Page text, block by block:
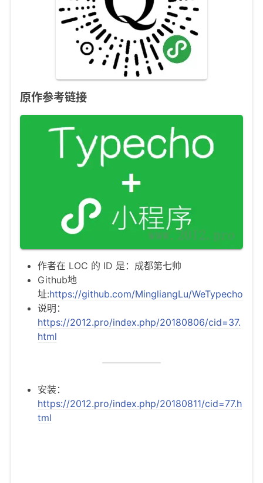
原作参考链接
作者在 LOC 的 ID 是：成都第七帅
Github地
址:https://github.com/MingliangLu/WeTypecho
说明：
https://2012.pro/index.php/20180806/cid=37.
html
安装：
https://2012.pro/index.php/20180811/cid=77.h
tml